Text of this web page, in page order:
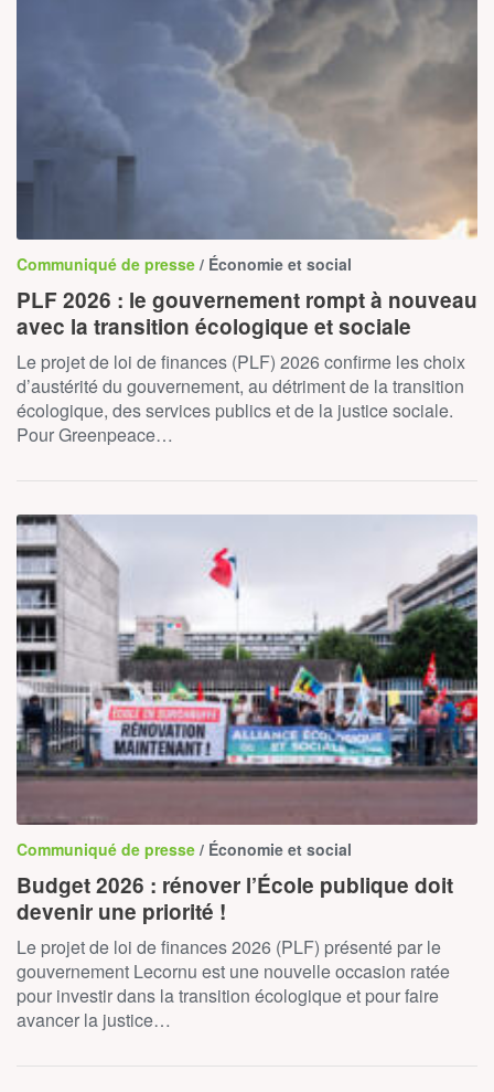
Communiqué de presse / Économie et social
PLF 2026 : le gouvernement rompt à nouveau
avec la transition écologique et sociale
Le projet de loi de finances (PLF) 2026 confirme les choix
d’austérité du gouvernement, au détriment de la transition
écologique, des services publics et de la justice sociale.
Pour Greenpeace…
Communiqué de presse / Économie et social
Budget 2026 : rénover l’École publique doit
devenir une priorité !
Le projet de loi de finances 2026 (PLF) présenté par le
gouvernement Lecornu est une nouvelle occasion ratée
pour investir dans la transition écologique et pour faire
avancer la justice…